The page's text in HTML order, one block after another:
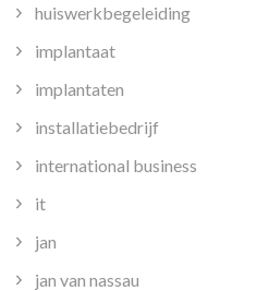
huiswerkbegeleiding
implantaat
implantaten
installatiebedrijf
international business
it
jan
jan van nassau